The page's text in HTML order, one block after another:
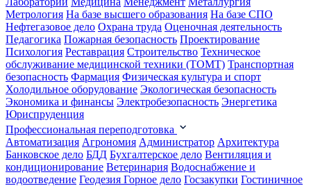
Метрология На базе высшего образования На базе СПО
Нефтегазовое дело Охрана труда Оценочная деятельность
Педагогика Пожарная безопасность Проектирование
Психология Реставрация Строительство Техническое
обслуживание медицинской техники (ТОМТ) Транспортная
безопасность Фармация Физическая культура и спорт
Холодильное оборудование Экологическая безопасность
Экономика и финансы Электробезопасность Энергетика
Юриспруденция
Профессиональная переподготовка
Автоматизация Агрономия Администратор Архитектура
Банковское дело БДД Бухгалтерское дело Вентиляция и
кондиционирование Ветеринария Водоснабжение и
водоотведение Геодезия Горное дело Госзакупки Гостиничное